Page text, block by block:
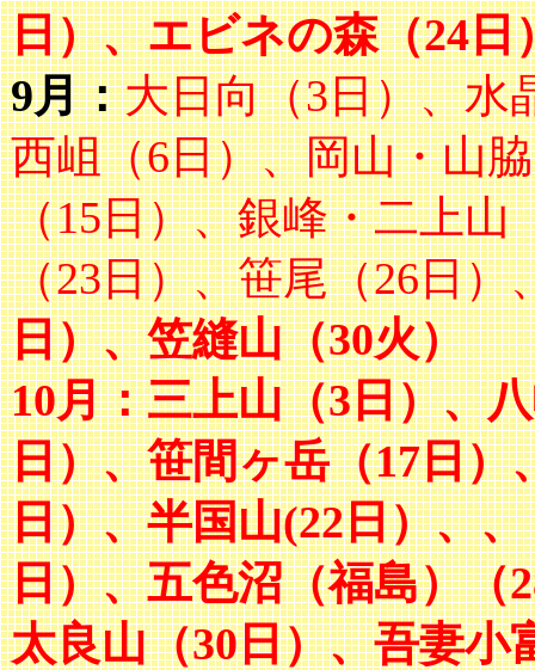
日）、エビネの森（24日
9月：大日向（3日）、水
西岨（6日）、岡山・山
（15日）、銀峰・二上山
（23日）、笹尾（26日）
日）、笠縫山（30火）
10月：三上山（3日）、
日）、笹間ヶ岳（17日）
日）、半国山(22日）、
日）、五色沼（福島）（
太良山（30日）、吾妻小